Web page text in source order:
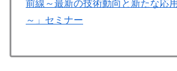
前線～最新の技術動向と新たな応
～」セミナー